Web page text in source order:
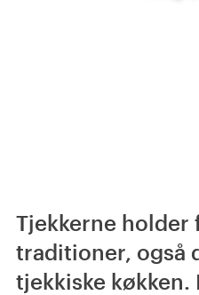
Tjekkerne holder
traditioner, også
tjekkiske køkken.